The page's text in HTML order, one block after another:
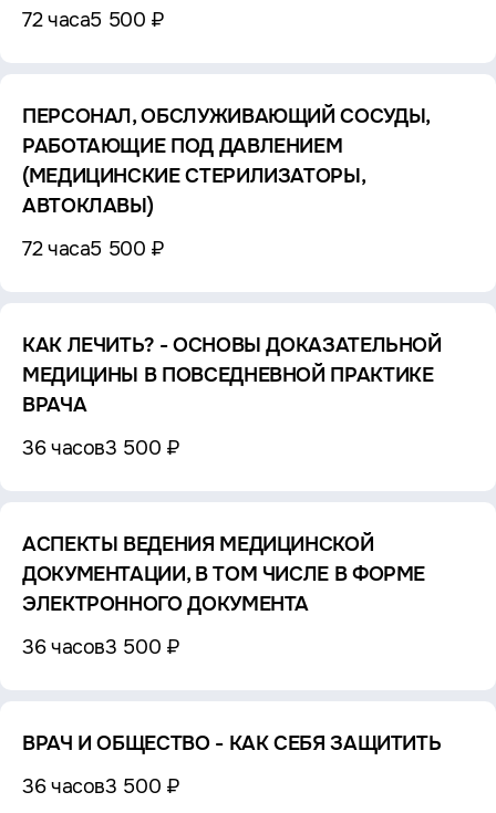
72 часа5 500 ₽
ПЕРСОНАЛ, ОБСЛУЖИВАЮЩИЙ СОСУДЫ,
РАБОТАЮЩИЕ ПОД ДАВЛЕНИЕМ
(МЕДИЦИНСКИЕ СТЕРИЛИЗАТОРЫ,
АВТОКЛАВЫ)
72 часа5 500 ₽
КАК ЛЕЧИТЬ? - ОСНОВЫ ДОКАЗАТЕЛЬНОЙ
МЕДИЦИНЫ В ПОВСЕДНЕВНОЙ ПРАКТИКЕ
ВРАЧА
36 часов3 500 ₽
АСПЕКТЫ ВЕДЕНИЯ МЕДИЦИНСКОЙ
ДОКУМЕНТАЦИИ, В ТОМ ЧИСЛЕ В ФОРМЕ
ЭЛЕКТРОННОГО ДОКУМЕНТА
36 часов3 500 ₽
ВРАЧ И ОБЩЕСТВО - КАК СЕБЯ ЗАЩИТИТЬ
36 часов3 500 ₽